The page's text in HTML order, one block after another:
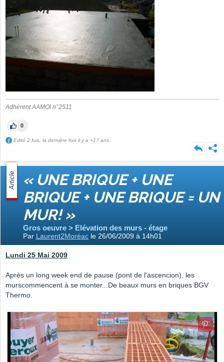
Adhérent AAMOI n°2511
0
Edité 2 fois, la dernière fois il y a +17 ans.
Article « UNE BRIQUE + UNE
BRIQUE + UNE BRIQUE = UN
MUR! »
Gros oeuvre > Elévation des murs - étage
Par Laurent2Moréac le 26/06/2009 à 14h01
Lundi 25 Mai 2009
Après un long week end de pause (pont de l'ascencion), les
murscommencent à se monter...De beaux murs en briques BGV
Thermo.